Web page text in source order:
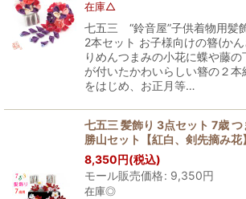
在庫△
七五三 “鈴音屋”子供着物用髪
2本セット お子様向けの簪(か
りめんつまみの小花に蝶や藤の
が付いたかわいらしい簪の２本
をはじめ、お正月等…
七五三 髪飾り 3点セット 7歳 つ
勝山セット【紅白、剣先摘み花】
8,350円(税込)
モール販売価格: 9,350円
在庫◎